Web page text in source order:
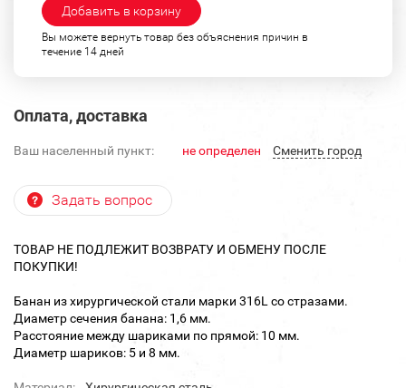
Добавить в корзину
Вы можете вернуть товар без объяснения причин в
течение 14 дней
Оплата, доставка
Ваш населенный пункт: не определен Cменить город
Задать вопрос
ТОВАР НЕ ПОДЛЕЖИТ ВОЗВРАТУ И ОБМЕНУ ПОСЛЕ
ПОКУПКИ!
Банан из хирургической стали марки 316L со стразами.
Диаметр сечения банана: 1,6 мм.
Расстояние между шариками по прямой: 10 мм.
Диаметр шариков: 5 и 8 мм.